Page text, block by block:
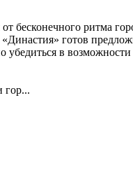
бесконечного ритма
готов
в
гор...